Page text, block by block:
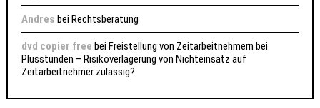
Andres beiRechtsberatung
dvd copier free beiFreistellung von Zeitarbeitnehmern bei
Plusstunden – Risikoverlagerung von Nichteinsatz auf
Zeitarbeitnehmer zulässig?